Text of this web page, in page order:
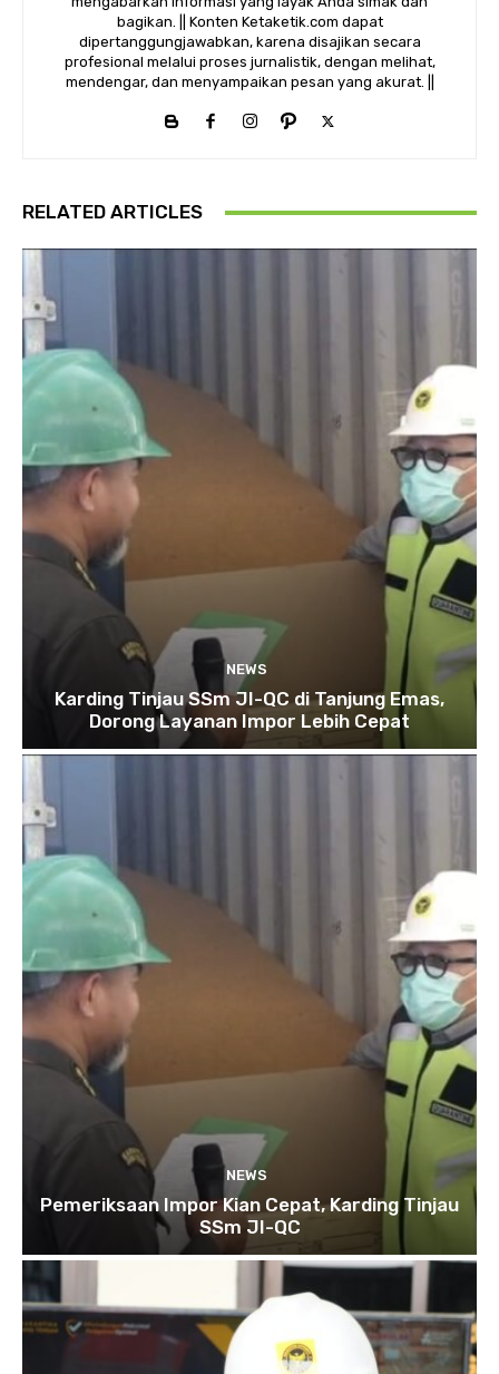
bagikan. || Konten Ketaketik.com dapat
dipertanggungjawabkan, karena disajikan secara
profesional melalui proses jurnalistik, dengan melihat,
mendengar, dan menyampaikan pesan yang akurat. ||
RELATED ARTICLES
NEWS
Karding Tinjau SSm JI-QC di Tanjung Emas,
Dorong Layanan Impor Lebih Cepat
NEWS
Pemeriksaan Impor Kian Cepat, Karding Tinjau
SSm JI-QC